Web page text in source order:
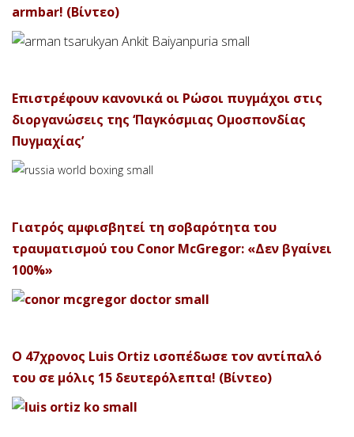
armbar! (Βίντεο)
Επιστρέφουν κανονικά οι Ρώσοι πυγμάχοι στις
διοργανώσεις της ‘Παγκόσμιας Ομοσπονδίας
Πυγμαχίας’
Γιατρός αμφισβητεί τη σοβαρότητα του
τραυματισμού του Conor McGregor: «Δεν βγαίνει
100%»
Ο 47χρονος Luis Ortiz ισοπέδωσε τον αντίπαλό
του σε μόλις 15 δευτερόλεπτα! (Βίντεο)